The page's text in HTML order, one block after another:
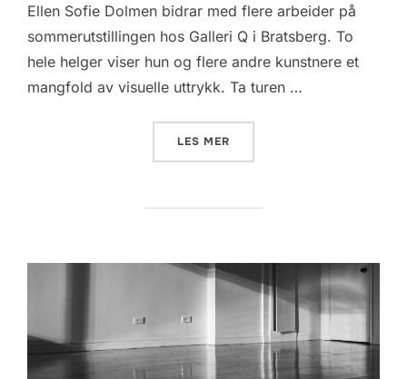
Ellen Sofie Dolmen bidrar med flere arbeider på
sommerutstillingen hos Galleri Q i Bratsberg. To
hele helger viser hun og flere andre kunstnere et
mangfold av visuelle uttrykk. Ta turen …
LES MER